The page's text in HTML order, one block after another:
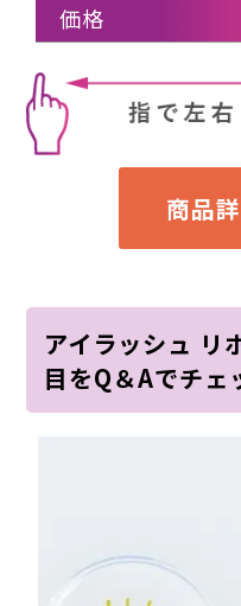
価格
商品
アイラッシュ リ
目をQ＆Aでチェ